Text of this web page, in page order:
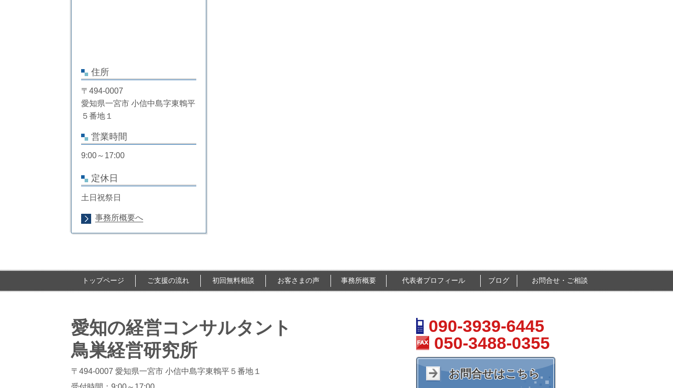
住所
〒494-0007
愛知県一宮市 小信中島字東鵯平
５番地１
営業時間
9:00～17:00
定休日
土日祝祭日
事務所概要へ
トップページ ご支援の流れ 初回無料相談 お客さまの声 事務所概要 代表者プロフィール ブログ お問合せ・ご相談
愛知の経営コンサルタント
鳥巣経営研究所
〒494-0007 愛知県一宮市 小信中島字東鵯平５番地１
090-3939-6445
050-3488-0355
お問合せはこちら